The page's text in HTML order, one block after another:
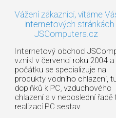
Vážení zákazníci, vítáme
internetových stránkách
JSComputers.cz
Internetový obchod
vznikl v červenci roku 2004 a
počátku se specializuje na
produkty vodního chlazení,
doplňků k PC, vzduchového
chlazení a v neposlední řadě
realizací PC sestav.